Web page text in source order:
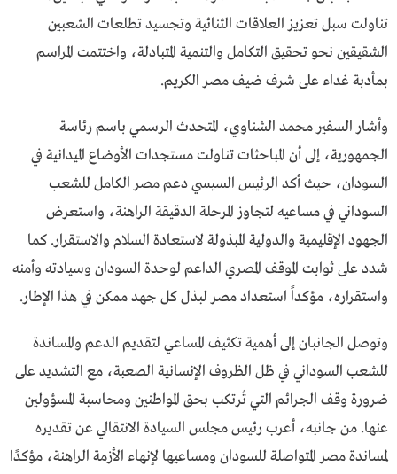
تناولت سبل تعزيز العلاقات الثنائية وتجسيد تطلعات الشعبين
الشقيقين نحو تحقيق التكامل والتنمية المتبادلة، واختتمت المراسم
بمأدبة غداء على شرف ضيف مصر الكريم.
وأشار السفير محمد الشناوي، المتحدث الرسمي باسم رئاسة
الجمهورية، إلى أن المباحثات تناولت مستجدات الأوضاع الميدانية في
السودان، حيث أكد الرئيس السيسي دعم مصر الكامل للشعب
السوداني في مساعيه لتجاوز المرحلة الدقيقة الراهنة، واستعرض
الجهود الإقليمية والدولية المبذولة لاستعادة السلام والاستقرار. كما
شدد على ثوابت الموقف المصري الداعم لوحدة السودان وسيادته وأمنه
واستقراره، مؤكداً استعداد مصر لبذل كل جهد ممكن في هذا الإطار.
وتوصل الجانبان إلى أهمية تكثيف المساعي لتقديم الدعم والمساندة
للشعب السوداني في ظل الظروف الإنسانية الصعبة، مع التشديد على
ضرورة وقف الجرائم التي تُرتكب بحق المواطنين ومحاسبة المسؤولين
عنها. من جانبه، أعرب رئيس مجلس السيادة الانتقالي عن تقديره
لمساندة مصر المتواصلة للسودان ومساعيها لإنهاء الأزمة الراهنة، مؤكدًا